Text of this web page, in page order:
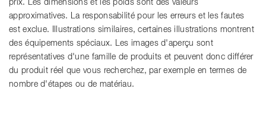
prix. Les dimensions et les poids sont des valeurs
approximatives. La responsabilité pour les erreurs et les fautes
est exclue. Illustrations similaires, certaines illustrations montrent
des équipements spéciaux. Les images d'aperçu sont
représentatives d'une famille de produits et peuvent donc différer
du produit réel que vous recherchez, par exemple en termes de
nombre d'étapes ou de matériau.